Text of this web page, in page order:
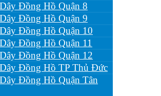
Đồng Hồ Quận 8
Đồng Hồ Quận 9
Đồng Hồ Quận 10
Đồng Hồ Quận 11
Đồng Hồ Quận 12
Đồng Hồ TP Thủ Đức
Đồng Hồ Quận Tân